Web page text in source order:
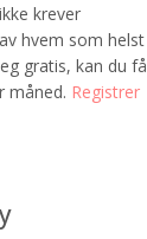
krever
hvem som helst
gratis, kan du få
måned. Registrer